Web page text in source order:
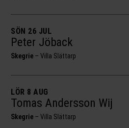
SÖN 26 JUL
Peter Jöback
Skegrie –Villa Slättarp
LÖR 8 AUG
Tomas Andersson Wij
Skegrie –Villa Slättarp